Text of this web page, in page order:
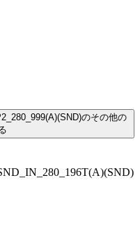
のその他の